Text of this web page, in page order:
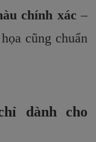
chính xác –
cũng chuẩn
dành cho